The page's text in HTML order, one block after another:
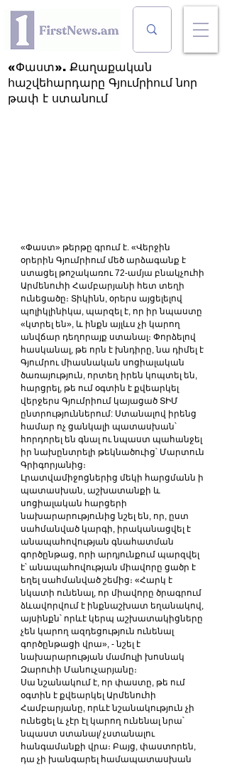
«Փաստ». Քաղաքական
հաշվեհարդարը Գյումրիում նոր
թափ է ստանում
«Փաստ» թերթը գրում է. «Վերջին
օրերին Գյումրիում մեծ արձագանք է
ստացել թոշակառու 72-ամյա բնակչուհի
Արմենուհի Համբարյանի հետ տեղի
ունեցածը։ Տիկինն, օրերս այցելելով
պոլիկլինիկա, պարզել է, որ իր նպաստը
«կտրել են», և ինքն այլևս չի կարող
անվճար դեղորայք ստանալ։ Փորձելով
հասկանալ, թե որն է խնդիրը, նա դիմել է
Գյումրու միասնական սոցիալական
ծառայություն, որտեղ իրեն կոպտել են,
հարցրել, թե ում օգտին է քվեարկել
վերջերս Գյումրիում կայացած ՏԻՄ
ընտրություններում: Ստանալով իրենց
համար ոչ ցանկալի պատասխան՝
հորդորել են գնալ ու նպաստ պահանջել
իր նախընտրելի թեկնածուից՝ Մարտուն
Գրիգորյանից։
Լրատվամիջոցներից մեկի հարցմանն ի
պատասխան, աշխատանքի և
սոցիալական հարցերի
նախարարությունից նշել են, որ, ըստ
սահմանված կարգի, իրականացվել է
անապահովության գնահատման
գործընթաց, որի արդյունքում պարզվել
է՝ անապահովության միավորը ցածր է
եղել սահմանված շեմից։ «Հարկ է
նկատի ունենալ, որ միավորը ծրագրում
ձևավորվում է ինքնաշխատ եղանակով,
այսինքն՝ որևէ կերպ աշխատակիցները
չեն կարող ազդեցություն ունենալ
գործընթացի վրա», - նշել է
նախարարության մամուլի խոսնակ
Զարուհի Մանուչարյանը։
Սա նշանակում է, որ փաստը, թե ում
օգտին է քվեարկել Արմենուհի
Համբարյանը, որևէ նշանակություն չի
ունեցել և չէր էլ կարող ունենալ նրա՝
նպաստ ստանալ/ չստանալու
հանգամանքի վրա։ Բայց, փաստորեն,
դա չի խանգարել համապատասխան